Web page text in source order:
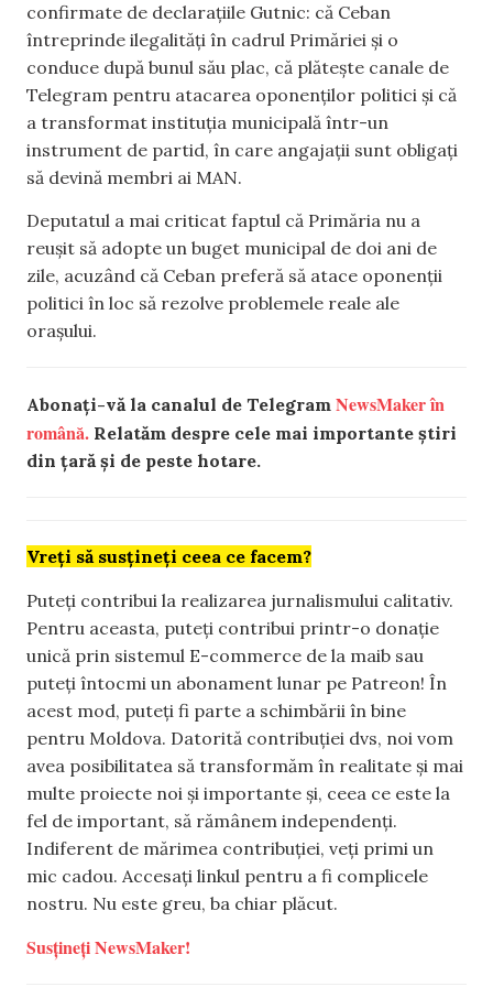
confirmate de declarațiile Gutnic: că Ceban
întreprinde ilegalități în cadrul Primăriei și o
conduce după bunul său plac, că plătește canale de
Telegram pentru atacarea oponenților politici și că
a transformat instituția municipală într-un
instrument de partid, în care angajații sunt obligați
să devină membri ai MAN.
Deputatul a mai criticat faptul că Primăria nu a
reușit să adopte un buget municipal de doi ani de
zile, acuzând că Ceban preferă să atace oponenții
politici în loc să rezolve problemele reale ale
orașului.
Abonați-vă la canalul de Telegram NewsMaker în
română. Relatăm despre cele mai importante știri
din țară și de peste hotare.
Vreți să susțineți ceea ce facem?
Puteți contribui la realizarea jurnalismului calitativ.
Pentru aceasta, puteți contribui printr-o donație
unică prin sistemul E-commerce de la maib sau
puteți întocmi un abonament lunar pe Patreon! În
acest mod, puteți fi parte a schimbării în bine
pentru Moldova. Datorită contribuției dvs, noi vom
avea posibilitatea să transformăm în realitate și mai
multe proiecte noi și importante și, ceea ce este la
fel de important, să rămânem independenți.
Indiferent de mărimea contribuției, veți primi un
mic cadou. Accesați linkul pentru a fi complicele
nostru. Nu este greu, ba chiar plăcut.
Susțineți NewsMaker!